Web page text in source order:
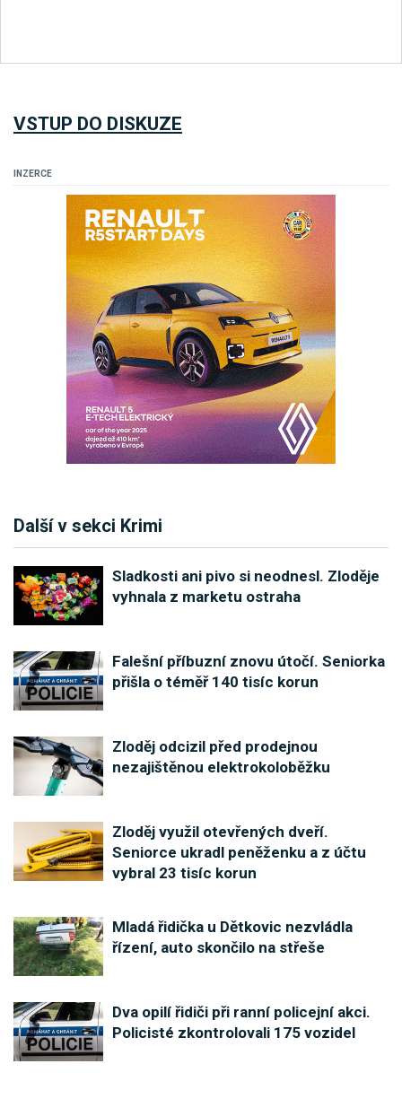
VSTUP DO DISKUZE
INZERCE
Další v sekci Krimi
Sladkosti ani pivo si neodnesl. Zloděje
vyhnala z marketu ostraha
Falešní příbuzní znovu útočí. Seniorka
přišla o téměř 140 tisíc korun
Zloděj odcizil před prodejnou
nezajištěnou elektrokoloběžku
Zloděj využil otevřených dveří.
Seniorce ukradl peněženku a z účtu
vybral 23 tisíc korun
Mladá řidička u Dětkovic nezvládla
řízení, auto skončilo na střeše
Dva opilí řidiči při ranní policejní akci.
Policisté zkontrolovali 175 vozidel